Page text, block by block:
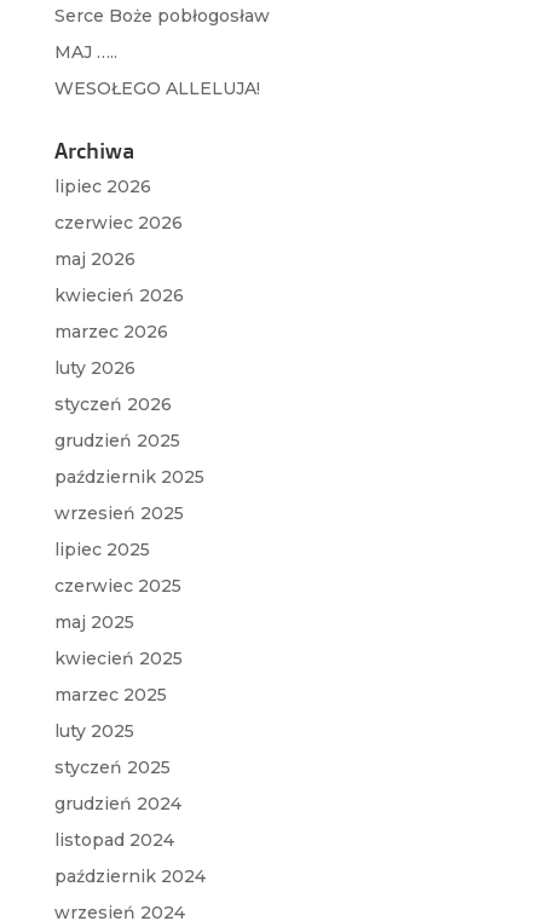
Serce Boże pobłogosław
MAJ …..
WESOŁEGO ALLELUJA!
Archiwa
lipiec 2026
czerwiec 2026
maj 2026
kwiecień 2026
marzec 2026
luty 2026
styczeń 2026
grudzień 2025
październik 2025
wrzesień 2025
lipiec 2025
czerwiec 2025
maj 2025
kwiecień 2025
marzec 2025
luty 2025
styczeń 2025
grudzień 2024
listopad 2024
październik 2024
wrzesień 2024